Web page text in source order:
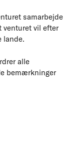
samarbejde
venturet vil efter
lande.
alle
bemærkninger